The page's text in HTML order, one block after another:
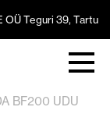
OÜ Teguri 39, Tartu
BF200 UDU